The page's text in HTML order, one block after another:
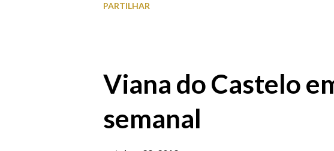
à devoção de Santa Luzia como protetora
Santa Luzia (Luzia de Siracusa) conta que
PARTILHAR
Viana do Castelo
semanal